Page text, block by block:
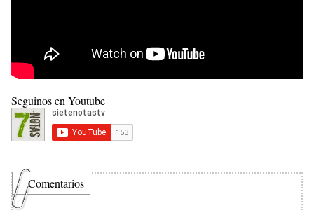
Seguinos en Youtube
Comentarios